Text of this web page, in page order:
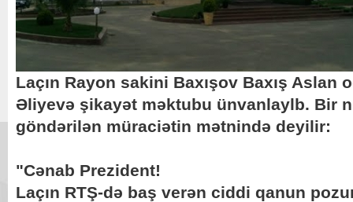
Laçın Rayon sakini Baxışov Baxış Aslan
Əliyevə şikayət məktubu ünvanlaylb. Bir
göndərilən müraciətin mətnində deyilir:
"Cənab Prezident!
Laçın RTŞ-də baş verən ciddi qanun